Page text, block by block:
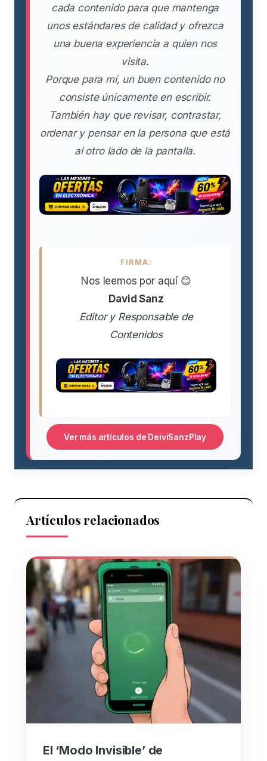
cada contenido para que mantenga
unos estándares de calidad y ofrezca
una buena experiencia a quien nos
visita.
Porque para mí, un buen contenido no
consiste únicamente en escribir.
También hay que revisar, contrastar,
ordenar y pensar en la persona que está
al otro lado de la pantalla.
FIRMA:
Nos leemos por aquí 😊
David Sanz
Editor y Responsable de
Contenidos
Ver más artículos de DeiviSanzPlay
Artículos relacionados
El ‘Modo Invisible’ de